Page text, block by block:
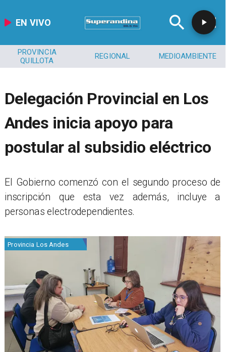
EN VIVO
REGIONAL MEDIOAMBIENTE
CULTURA Y
DEPORTES
Delegación Provincial en Los
Andes inicia apoyo para
postular al subsidio eléctrico
​El Gobierno comenzó con el segundo proceso de
inscripción que esta vez además, incluye a
personas electrodependientes.
Provincia Los Andes